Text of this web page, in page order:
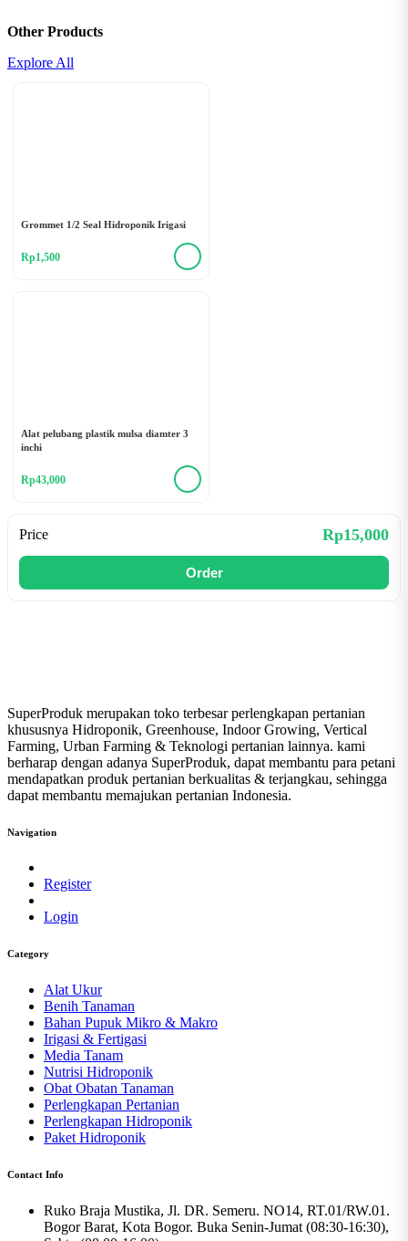
Other Products
Explore All
Grommet 1/2 Seal Hidroponik Irigasi
Rp1,500
Alat pelubang plastik mulsa diamter 3
inchi
Rp43,000
Price Rp15,000
Order
SuperProduk merupakan toko terbesar perlengkapan pertanian
khususnya Hidroponik, Greenhouse, Indoor Growing, Vertical
Farming, Urban Farming & Teknologi pertanian lainnya. kami
berharap dengan adanya SuperProduk, dapat membantu para petani
mendapatkan produk pertanian berkualitas & terjangkau, sehingga
dapat membantu memajukan pertanian Indonesia.
Navigation
Register
Login
Category
Alat Ukur
Benih Tanaman
Bahan Pupuk Mikro & Makro
Irigasi & Fertigasi
Media Tanam
Nutrisi Hidroponik
Obat Obatan Tanaman
Perlengkapan Pertanian
Perlengkapan Hidroponik
Paket Hidroponik
Contact Info
Ruko Braja Mustika, Jl. DR. Semeru. NO14, RT.01/RW.01.
Bogor Barat, Kota Bogor. Buka Senin-Jumat (08:30-16:30),